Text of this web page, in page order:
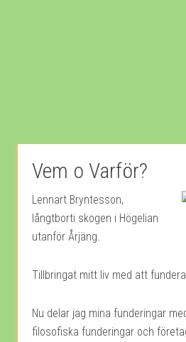
Vem o Varför?
Lennart Bryntesson,
långtborti skogen i Högelian
utanför Årjäng.
Tillbringat mitt liv med att
Nu delar jag mina funderingar
filosofiska funderingar och